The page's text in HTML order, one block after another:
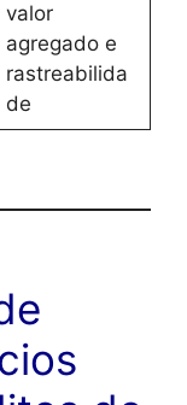
valor
agregado e
rastreabilida
de